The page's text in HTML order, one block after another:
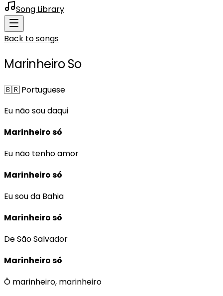
Song Library
Back to songs
Marinheiro So
🇧🇷Portuguese
Eu não sou daqui
Marinheiro só
Eu não tenho amor
Marinheiro só
Eu sou da Bahia
Marinheiro só
De São Salvador
Marinheiro só
Ô marinheiro, marinheiro